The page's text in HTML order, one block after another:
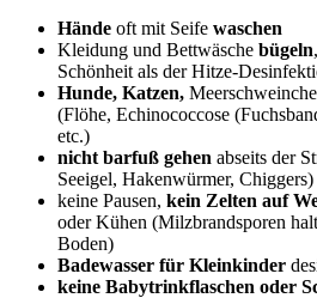
Hände oft mit Seife waschen
Kleidung und Bettwäsche bügeln
Schönheit als der Hitze-
Hunde, Katzen,
(Flöhe, Echinococcose
etc.)
nicht barfuß gehen abseits der
Seeigel, Hakenwürmer, Chiggers)
keine Pausen, kein Zelten auf
oder Kühen (Milzbrandsporen
Boden)
Badewasser für Kleinkinder
keine Babytrinkflaschen oder